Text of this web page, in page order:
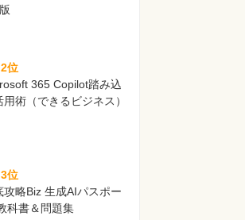
2位
365 Copilot踏み込
用術（できるビジネス）
3位
攻略Biz 生成AIパスポー
科書＆問題集